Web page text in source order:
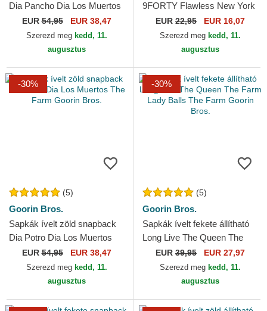
Dia Pancho Dia Los Muertos
The Farm Goorin Bros.
EUR54,95 EUR 38,47
Szerezd meg kedd, 11.
augusztus
9FORTY Flawless New York
Yankees MLB New Era
EUR 22,95 EUR 16,07
Szerezd meg kedd, 11.
augusztus
-30%
(5)
Goorin Bros.
Sapkák ívelt zöld snapback
Dia Potro Dia Los Muertos
The Farm Goorin Bros.
EUR54,95 EUR 38,47
Szerezd meg kedd, 11.
augusztus
-30%
(5)
Goorin Bros.
Sapkák ívelt fekete állítható
Long Live The Queen The
Farm Lady Balls The Farm
Goorin Bros.
EUR 39,95 EUR 27,97
Szerezd meg kedd, 11.
augusztus